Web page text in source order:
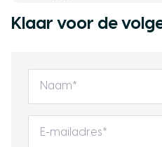
Klaar voor de